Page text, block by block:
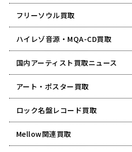
フリーソウル買取
ハイレゾ音源・MQA-CD買取
国内アーティスト買取ニュース
アート・ポスター買取
ロック名盤レコード買取
Mellow関連買取